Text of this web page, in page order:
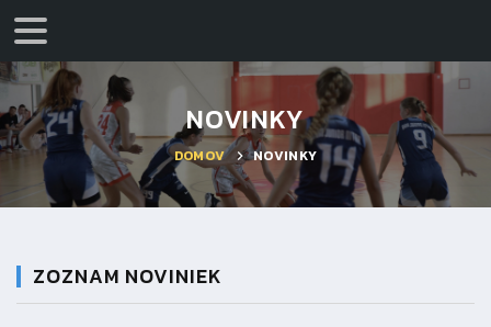
NOVINKY
DOMOV NOVINKY
ZOZNAM NOVINIEK